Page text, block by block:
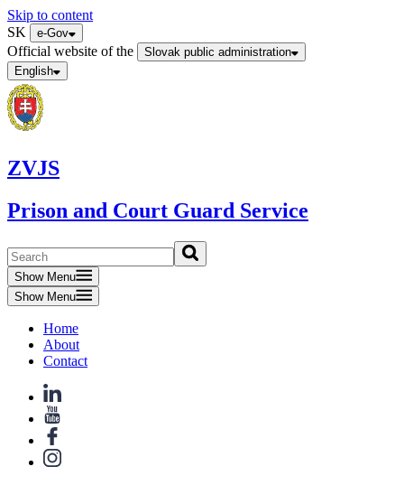
Skip to content
SK
e-Gov
Official website of the
Slovak public administration
English
ZVJS
Prison and Court Guard Service
Show Menu
Show Menu
Home
About
Contact